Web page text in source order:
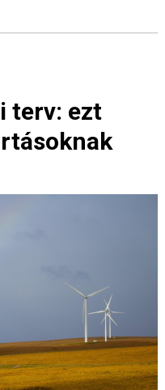
terv: ezt